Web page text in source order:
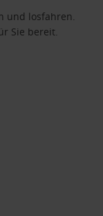
und losfahren.
Sie bereit.